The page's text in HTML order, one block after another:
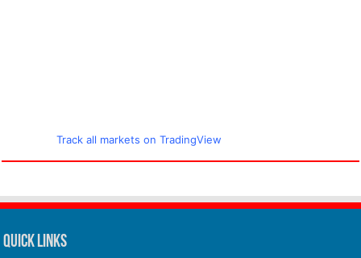
Track all markets on TradingView
Quick Links